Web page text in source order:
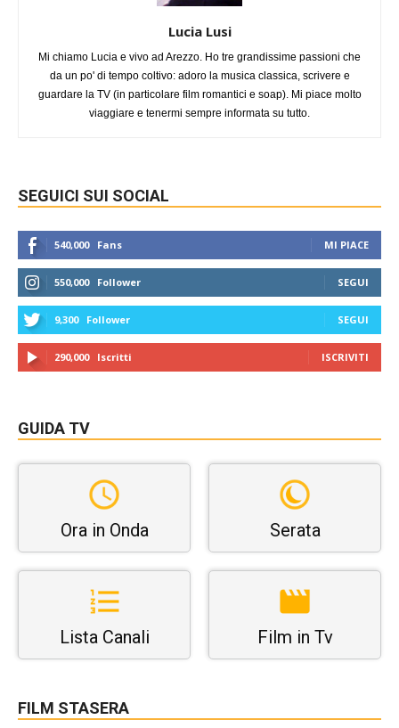
Lucia Lusi
Mi chiamo Lucia e vivo ad Arezzo. Ho tre grandissime passioni che
da un po' di tempo coltivo: adoro la musica classica, scrivere e
guardare la TV (in particolare film romantici e soap). Mi piace molto
viaggiare e tenermi sempre informata su tutto.
SEGUICI SUI SOCIAL
540,000 Fans MI PIACE
550,000 Follower SEGUI
9,300 Follower SEGUI
290,000 Iscritti ISCRIVITI
GUIDA TV
Ora in Onda Serata
Lista Canali Film in Tv
FILM STASERA